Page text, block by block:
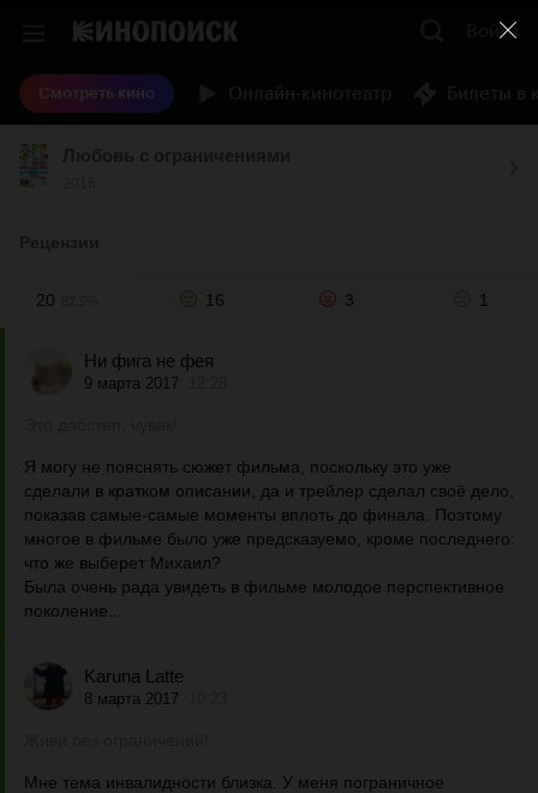
Войти
Смотреть кино
20 16 3 1
Ни фига не фея
9 марта 2017
Я могу не пояснять сюжет фильма, поскольку это уже
сделали в кратком описании, да и трейлер сделал своё дело,
показав самые-самые моменты вплоть до финала. Поэтому
многое в фильме было уже предсказуемо, кроме последнего:
что же выберет Михаил?
Была очень рада увидеть в фильме молодое перспективное
поколение...
Karuna Latte
8 марта 2017
Мне тема инвалидности близка. У меня пограничное